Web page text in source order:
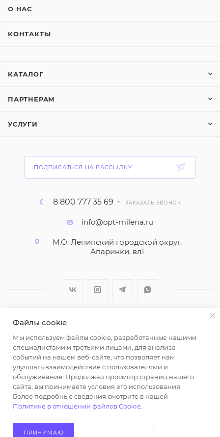
О НАС
КОНТАКТЫ
КАТАЛОГ
ПАРТНЕРАМ
УСЛУГИ
ПОДПИСАТЬСЯ НА РАССЫЛКУ
8 800 777 35 69 ЗАКАЗАТЬ ЗВОНОК
info@opt-milena.ru
М.О, Ленинский городской округ,
Апаринки, вл1
2026 © ООО "Вайт Текстиль групп"
Любая информация на сайте носит справочный
характер и не является публичной офертой
определяемой положениями пункта 2 статьи 437
Гражданского кодекса Российской Федерации.
Использование любых материалов, опубликованных
на https://opt-milena.ru, допустимо только при
наличии письменного разрешения редакции и
активной ссылки на https://opt-milena.ru
Файлы cookie
Мы используем файлы cookie, разработанные нашими
специалистами и третьими лицами, для анализа
событий на нашем веб-сайте, что позволяет нам
улучшать взаимодействие с пользователями и
обслуживание. Продолжая просмотр страниц нашего
сайта, вы принимаете условия его использования.
Более подробные сведения смотрите в нашей
Политике в отношении файлов Cookie
ПРИНИМАЮ